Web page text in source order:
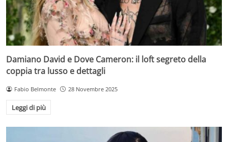
Damiano David e Dove Cameron: il loft segreto della
coppia tra lusso e dettagli
Fabio Belmonte 28 Novembre 2025
Leggi di più